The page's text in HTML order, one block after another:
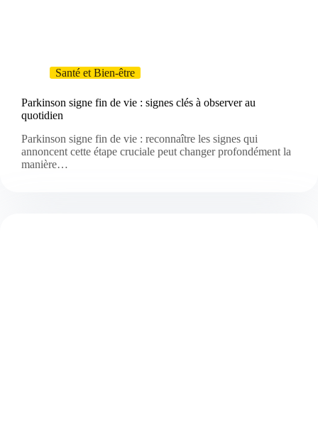
Santé et Bien-être
Parkinson signe fin de vie : signes clés à observer au
quotidien
Parkinson signe fin de vie : reconnaître les signes qui
annoncent cette étape cruciale peut changer profondément la
manière…